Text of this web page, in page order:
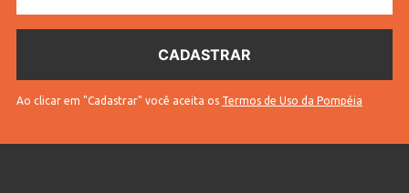
Ao clicar em "Cadastrar" você aceita os Termos de Uso da Pompéia